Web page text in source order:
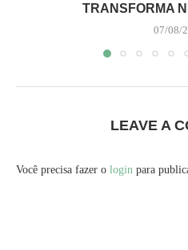
TRANSFORMA
07/08/
LEAVE A
Você precisa fazer o login para